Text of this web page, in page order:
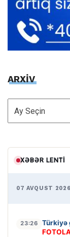
ARXİV
ARXİV
XƏBƏR LENTI
07 AVQUST 2026
23:26 Türkiyə